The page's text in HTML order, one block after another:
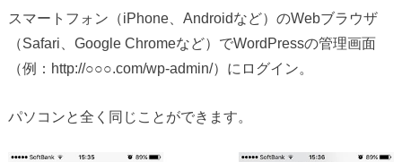
スマートフォン（iPhone、Androidなど）のWebブラウザ
（Safari、Google Chromeなど）でWordPressの管理画面
（例：http://○○○.com/wp-admin/）にログイン。
パソコンと全く同じことができます。